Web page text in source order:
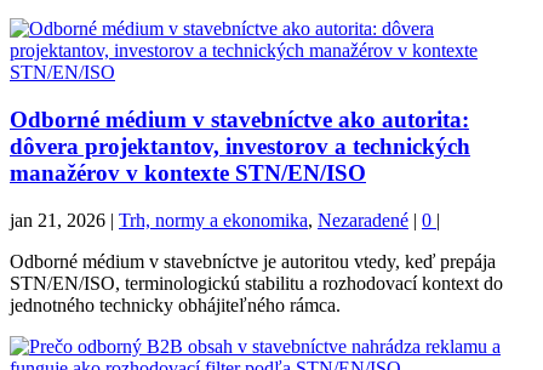
Odborné médium v stavebníctve ako autorita:
dôvera projektantov, investorov a technických
manažérov v kontexte STN/EN/ISO
jan 21, 2026 | Trh, normy a ekonomika, Nezaradené | 0 |
Odborné médium v stavebníctve je autoritou vtedy, keď prepája
STN/EN/ISO, terminologickú stabilitu a rozhodovací kontext do
jednotného technicky obhájiteľného rámca.